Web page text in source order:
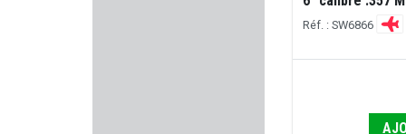
Réf. : SW6866